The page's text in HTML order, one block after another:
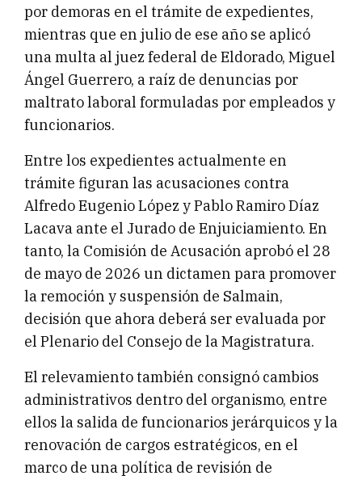
por demoras en el trámite de expedientes,
mientras que en julio de ese año se aplicó
una multa al juez federal de Eldorado, Miguel
Ángel Guerrero, a raíz de denuncias por
maltrato laboral formuladas por empleados y
funcionarios.
Entre los expedientes actualmente en
trámite figuran las acusaciones contra
Alfredo Eugenio López y Pablo Ramiro Díaz
Lacava ante el Jurado de Enjuiciamiento. En
tanto, la Comisión de Acusación aprobó el 28
de mayo de 2026 un dictamen para promover
la remoción y suspensión de Salmain,
decisión que ahora deberá ser evaluada por
el Plenario del Consejo de la Magistratura.
El relevamiento también consignó cambios
administrativos dentro del organismo, entre
ellos la salida de funcionarios jerárquicos y la
renovación de cargos estratégicos, en el
marco de una política de revisión de